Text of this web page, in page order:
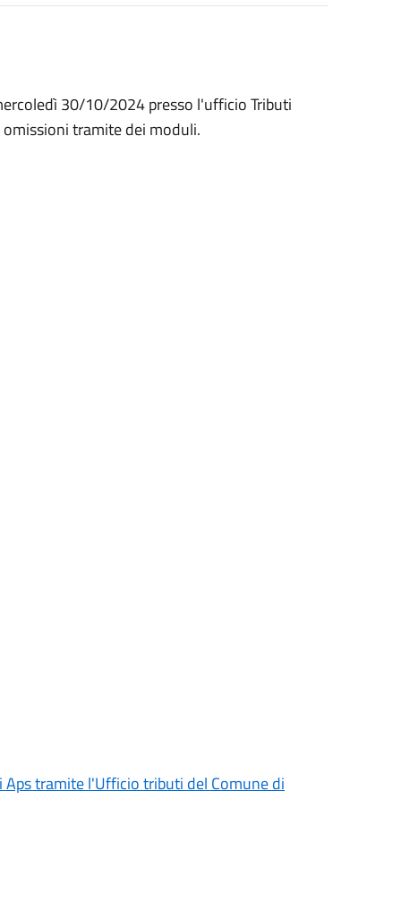
30/10/2024 presso l'ufficio Tributi
tramite dei moduli.
tramite l'Ufficio tributi del Comune di